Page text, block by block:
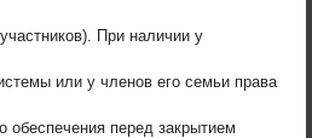
При наличии у
или у членов его семьи права
обеспечения перед закрытием